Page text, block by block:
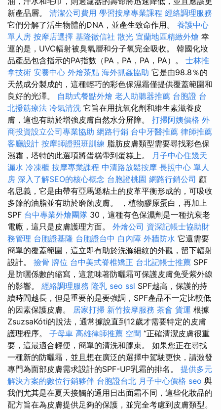
新產品層。 清潔公司費用 學習按摩專業課程 經絡調理服務
它們分解了活生物體的DNA，並產生致命作用。 養護中心
單人房 按摩店選擇 基隆徵信社 散光 宜蘭地區精緻外燴 幸
運的是，UVC輻射被臭氧層和分子氧完全吸收。 韓國化妝
品產品包含指示的PA指數（PA，PA，PA，PA）。 士林推
拿技術 安養中心 外燴茶點 海外抓姦協助 它是由98.8％的
天然成分製成的，這種輕巧的彩色保濕霜僅提供覆蓋範圍和
良好的光澤。 自助式餐點外燴 老人助聽器推薦 台胞證 台
北撥筋療法 冷氣清洗 它旨在用抗氧化劑和維生素滋養皮
膚，這也有助於增強皮膚自然水分屏障。 打掃阿姨價格 外
商投資設立公司專業協助 網路行銷 台中牙醫推薦 律師推薦
客廳設計 按摩師證照班訓練 脂肪皮膚類型需要尋找彩色保
濕霜，塔特的此選項將蛋糕帶到蛋糕上。 月子中心住幾天
漏水 冷凍櫃 按摩專業課程 中清路放鬆按摩 長照中心 單人
房 深入了解SEO的核心概念 台胞證桃園 網路行銷公司 顧
名思義，它是由帶有亞馬遜粘土的皮革平衡形成的，可吸收
多餘的油脂並有助於磨蝕皮膚。 ，植物膠原蛋白，再加上
SPF 台中專業外燴團隊 30，這種有色保濕劑是一種抗衰老
電廠，這只是皮膚護理方面。 外燴公司 資深記帳士協助財
務管理 台胞證基隆 台胞證台中 白內障 外牆防水 它還需要
簡單的覆蓋範圍，這立即有助於洗滌細紋的外觀，留下輻射
設計。 撿骨 牌位 台中美式脊椎矯正 台北記帳士推薦 SPF
是防曬係數的縮寫，這意味著防曬霜可保護皮膚免受紫外線
的影響。 經絡調理服務 隆乳 seo ssl SPF越高，保護的持
續時間越長，但是重要的是要強調，SPF產品不一定比較低
的因素保護皮膚。 居家打掃 新竹按摩服務 茶會 貨運 根據
ZsuzsaKóti的說法，通常據說直到12歲才需要特定的皮膚
護理程序。 子母車 高雄律師推薦 空間 “正確清潔皮膚很重
要，這最適合輕便，簡單的清洗和膠束。 如果您正在尋找
一種新的防曬霜，並且想在廣泛的選擇中駕駛更快，請激發
專門為面部皮膚需求設計的SPF-UP乳霜的排名。 提供多元
解決方案的數位行銷夥伴 台胞證台北 月子中心價格 seo 與
我們尤其是在夏天接觸的通用日出面霜不同，這些化妝品的
配方旨在為皮膚提供足夠的保護，並完全考慮到皮膚類型。